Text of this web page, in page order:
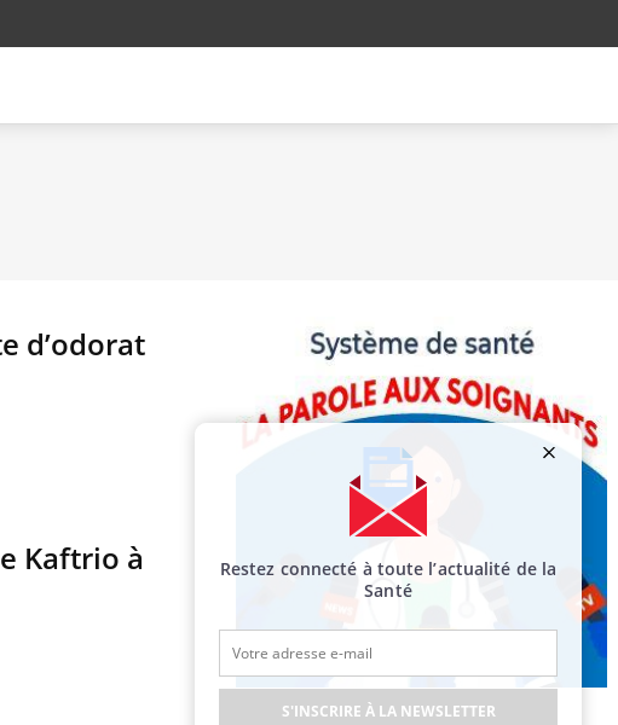
d’odorat
Kaftrio à
Restez connecté à toute l’actualité de la
Santé
S'INSCRIRE À LA NEWSLETTER